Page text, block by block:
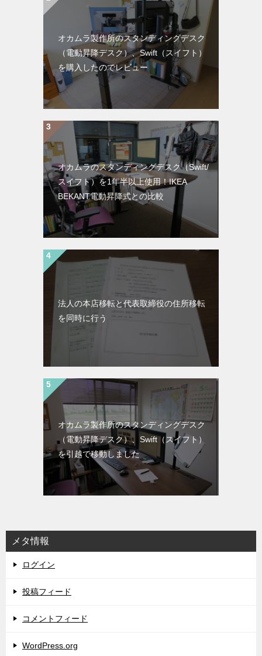
オカムラ製作所のスタンディングデスク
（電動昇降デスク）、Swift（スイフト）
を購入したのでレビュー
オカムラのスタンディングデスク（Swift/
スイフト）を1年半以上使用！IKEA
BEKANT電動昇降式との比較
法人の本店移転と代表取締役の住所移転
を同時に行う
オカムラ製作所のスタンディングデスク
（電動昇降デスク）、Swift（スイフト）
を引越で移動しました
メタ情報
ログイン
投稿フィード
コメントフィード
WordPress.org